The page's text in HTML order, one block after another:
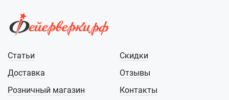
Статьи
Доставка
Розничный магазин
Скидки
Отзывы
Контакты